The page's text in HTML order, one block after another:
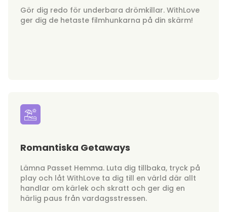
Gör dig redo för underbara drömkillar. WithLove
ger dig de hetaste filmhunkarna på din skärm!
Romantiska Getaways
Lämna Passet Hemma. Luta dig tillbaka, tryck på
play och låt WithLove ta dig till en värld där allt
handlar om kärlek och skratt och ger dig en
härlig paus från vardagsstressen.